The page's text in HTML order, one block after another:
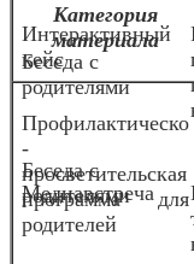
Интерактивный
кейс
Медиавстреча
Беседа с
родителями
Беседа с
родителями
Категория
материала
Профилактическо
-
просветительская
программа для
родителей